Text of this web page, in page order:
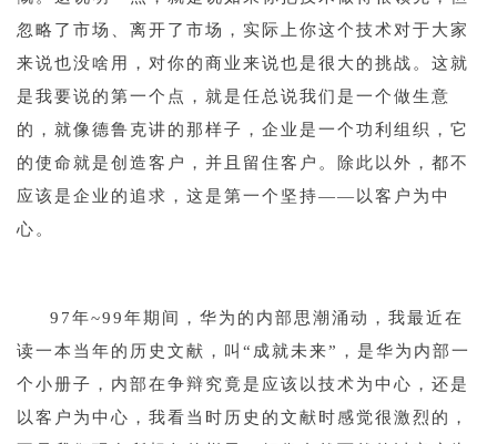
忽略了市场、离开了市场，实际上你这个技术对于大家
来说也没啥用，对你的商业来说也是很大的挑战。这就
是我要说的第一个点，就是任总说我们是一个做生意
的，就像德鲁克讲的那样子，企业是一个功利组织，它
的使命就是创造客户，并且留住客户。除此以外，都不
应该是企业的追求，这是第一个坚持——以客户为中
心。
97年~99年期间，华为的内部思潮涌动，我最近在
读一本当年的历史文献，叫“成就未来”，是华为内部一
个小册子，内部在争辩究竟是应该以技术为中心，还是
以客户为中心，我看当时历史的文献时感觉很激烈的，